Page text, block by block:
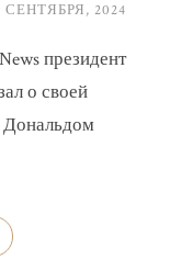
СЕНТЯБРЯ, 2024
президент
о своей